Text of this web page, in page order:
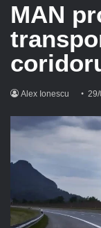
MAN
Alex Ionescu